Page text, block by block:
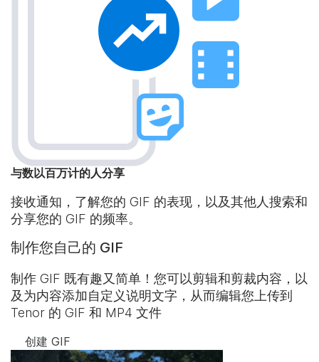
与数以百万计的人分享
接收通知，了解您的 GIF 的表现，以及其他人搜索和
分享您的 GIF 的频率。
制作您自己的 GIF
制作 GIF 既有趣又简单！您可以剪辑和剪裁内容，以
及为内容添加自定义说明文字，从而编辑您上传到
Tenor 的 GIF 和 MP4 文件
创建 GIF